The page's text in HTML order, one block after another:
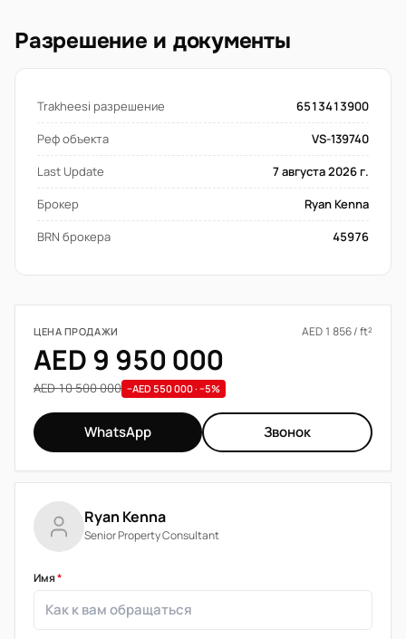
Разрешение и документы
Trakheesi разрешение
6513413900
Реф объекта
VS-139740
Last Update
7 августа 2026 г.
Брокер
Ryan Kenna
BRN брокера
45976
ЦЕНА ПРОДАЖИ AED 1 856 / ft²
AED 9 950 000
AED 10 500 000 −AED 550 000 · −5%
WhatsApp Звонок
Ryan Kenna
Senior Property Consultant
Имя*